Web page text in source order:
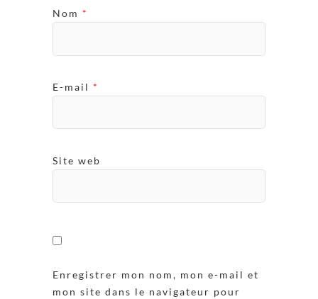
Nom *
E-mail *
Site web
Enregistrer mon nom, mon e-mail et
mon site dans le navigateur pour